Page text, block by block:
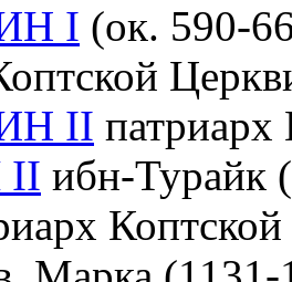
I (ок. 590-
II
II ибн-Турайк